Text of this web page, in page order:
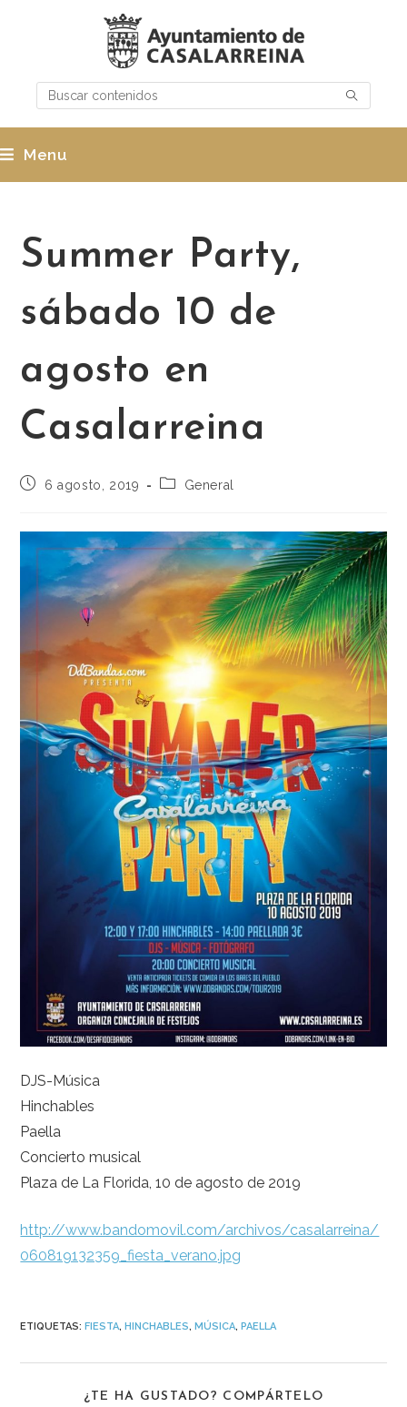
Menu
Summer Party,
sábado 10 de
agosto en
Casalarreina
6 agosto, 2019 General
DJS-Música
Hinchables
Paella
Concierto musical
Plaza de La Florida, 10 de agosto de 2019
http://www.bandomovil.com/archivos/casalarreina/
060819132359_fiesta_verano.jpg
ETIQUETAS: FIESTA, HINCHABLES, MÚSICA, PAELLA
¿TE HA GUSTADO? COMPÁRTELO